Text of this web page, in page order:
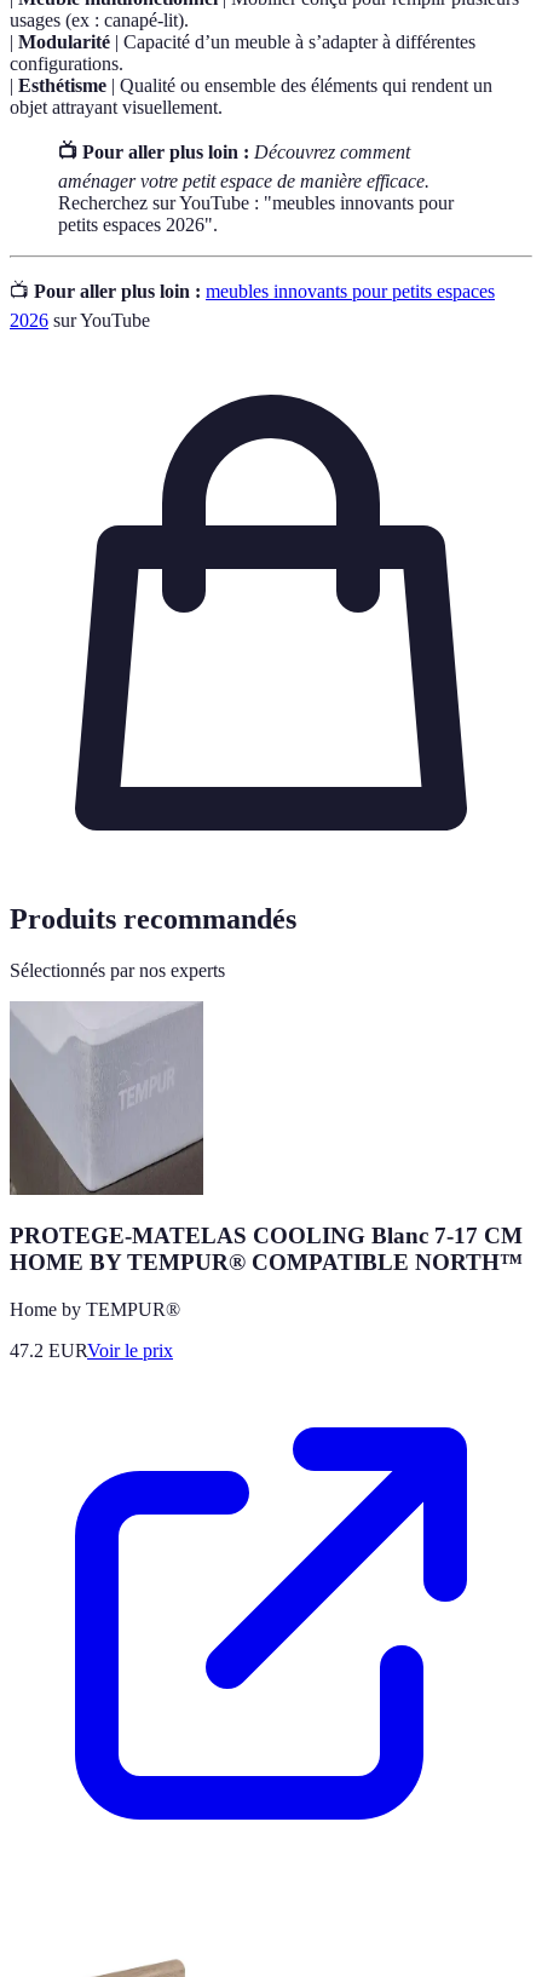
usages (ex : canapé-lit).
| Modularité | Capacité d’un meuble à s’adapter à différentes
configurations.
| Esthétisme | Qualité ou ensemble des éléments qui rendent un
objet attrayant visuellement.
📺 Pour aller plus loin : Découvrez comment
aménager votre petit espace de manière efficace.
Recherchez sur YouTube : "meubles innovants pour
petits espaces 2026".
📺 Pour aller plus loin : meubles innovants pour petits espaces
2026 sur YouTube
Produits recommandés
Sélectionnés par nos experts
PROTEGE-MATELAS COOLING Blanc 7-17 CM
HOME BY TEMPUR® COMPATIBLE NORTH™
Home by TEMPUR®
47.2 EURVoir le prix